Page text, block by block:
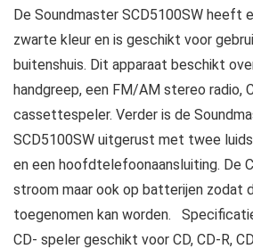
De Soundmaster SCD5100SW heeft
zwarte kleur en is geschikt voor
buitenshuis. Dit apparaat beschikt
handgreep, een FM/AM stereo radio,
cassettespeler. Verder is de
SCD5100SW uitgerust met twee
en een hoofdtelefoonaansluiting. De
stroom maar ook op batterijen zodat
toegenomen kan worden.
CD- speler geschikt voor CD, CD-R,